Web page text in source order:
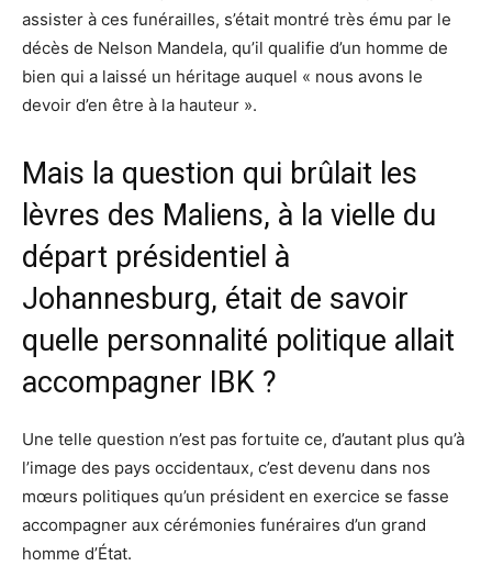
assister à ces funérailles, s’était montré très ému par le
décès de Nelson Mandela, qu’il qualifie d’un homme de
bien qui a laissé un héritage auquel « nous avons le
devoir d’en être à la hauteur ».
Mais la question qui brûlait les
lèvres des Maliens, à la vielle du
départ présidentiel à
Johannesburg, était de savoir
quelle personnalité politique allait
accompagner IBK ?
Une telle question n’est pas fortuite ce, d’autant plus qu’à
l’image des pays occidentaux, c’est devenu dans nos
mœurs politiques qu’un président en exercice se fasse
accompagner aux cérémonies funéraires d’un grand
homme d’État.